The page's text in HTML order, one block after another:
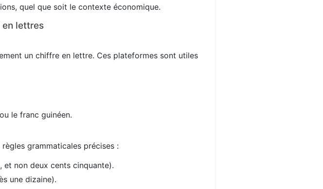
quel que soit le contexte économique.
lettres
un chiffre en lettre. Ces plateformes sont utiles
le franc guinéen.
grammaticales précises :
non deux cents cinquante).
une dizaine).